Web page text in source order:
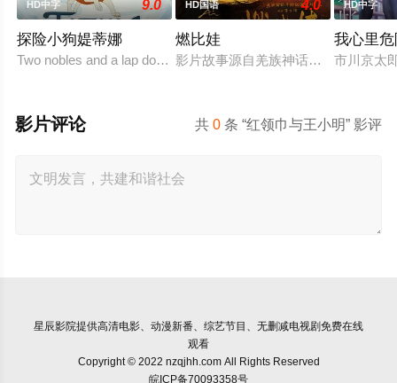
HD中字 9.0
探险小狗媞蒂娜
Two nobles and a lap dog on a dangerous quest to the North Pole.
HD国语 4.0
燃比娃
影片故事源自羌族神话，讲述了一只
HD中字
我心里
市川京太
共0 条 “红领巾与王小明” 影评
影片评论
星辰影院提供高清电影、动漫新番、综艺节目、无删减电视剧免费在线
观看
Copyright © 2022 nzqjhh.com All Rights Reserved
皖ICP备70093358号